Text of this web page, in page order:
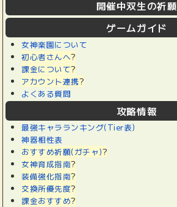
開催中双生の祈願
ゲームガイド
女神楽園について
初心者さんへ?
課金について?
アカウント連携?
よくある質問
攻略情報
最強キャラランキング(Tier表)
神器相性表
おすすめ祈願(ガチャ)?
女神育成指南?
装備強化指南?
交換所優先度?
課金おすすめ?